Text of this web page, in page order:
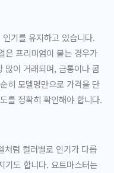
기를 유지하고 있습니다.
은 프리미엄이 붙는 경우가
많이 거래되며, 금통이나 콤
히 모델명만으로 가격을 단
를 정확히 확인해야 합니다.
럼 컬러별로 인기가 다릅
기도 합니다. 요트마스터는